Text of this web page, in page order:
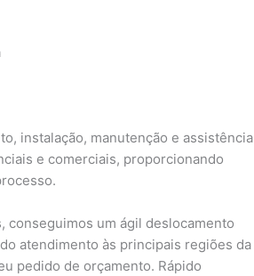
instalação, manutenção e assistência
e comerciais, proporcionando
conseguimos um ágil deslocamento
atendimento às principais regiões da
pedido de orçamento. Rápido